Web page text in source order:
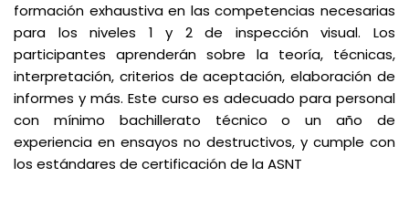
formación exhaustiva en las competencias necesarias
para los niveles 1 y 2 de inspección visual. Los
participantes aprenderán sobre la teoría, técnicas,
interpretación, criterios de aceptación, elaboración de
informes y más. Este curso es adecuado para personal
con mínimo bachillerato técnico o un año de
experiencia en ensayos no destructivos, y cumple con
los estándares de certificación de la ASNT